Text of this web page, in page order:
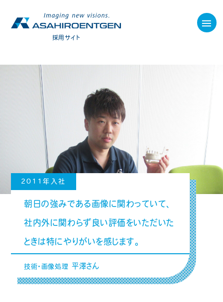
採用サイト
2011年入社
朝日の強みである画像に関わっていて、
社内外に関わらず良い評価をいただいた
ときは特にやりがいを感じます。
技術・画像処理 平澤さん